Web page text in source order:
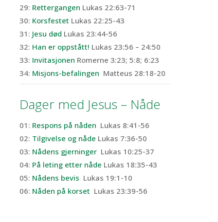
29: Rettergangen Lukas 22:63-71
30: Korsfestet Lukas 22:25-43
31: Jesu død Lukas 23:44-56
32: Han er oppstått! Lukas 23:56 – 24:50
33: Invitasjonen Romerne 3:23; 5:8; 6:23
34: Misjons-befalingen Matteus 28:18-20
Dager med Jesus – Nåde
01: Respons på nåden Lukas 8:41-56
02: Tilgivelse og nåde Lukas 7:36-50
03: Nådens gjerninger Lukas 10:25-37
04: På leting etter nåde Lukas 18:35-43
05: Nådens bevis Lukas 19:1-10
06: Nåden på korset Lukas 23:39-56